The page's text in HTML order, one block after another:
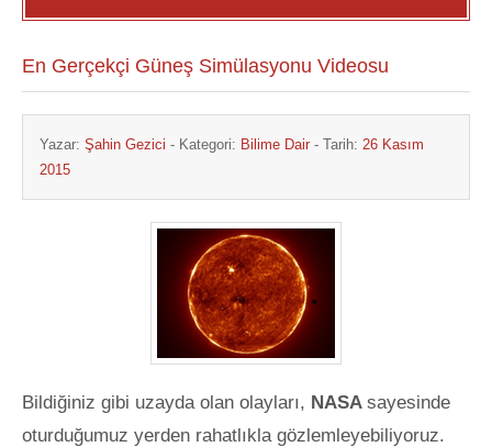
En Gerçekçi Güneş Simülasyonu Videosu
Yazar: Şahin Gezici - Kategori: Bilime Dair - Tarih: 26 Kasım
2015
Bildiğiniz gibi uzayda olan olayları, NASA sayesinde
oturduğumuz yerden rahatlıkla gözlemleyebiliyoruz.